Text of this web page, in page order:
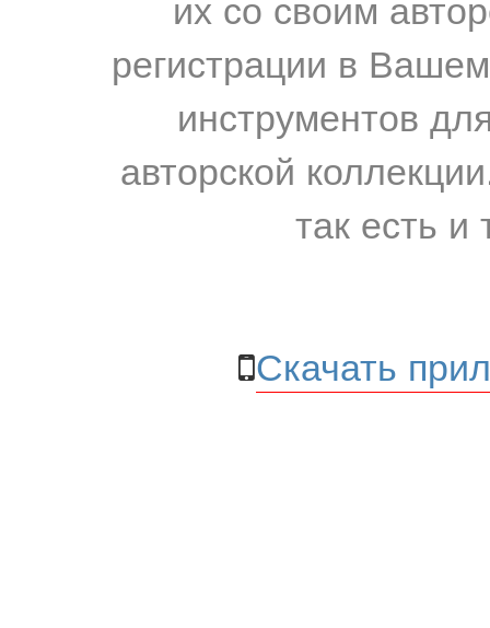
регистрации в
инструментов
авторской
так есть и
Скачать